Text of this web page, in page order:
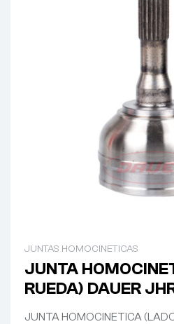
JUNTAS HOMOCINETICAS
JUNTA
RUEDA) DAUER
RENAULT R12
JUNTA HOMOCINETICA